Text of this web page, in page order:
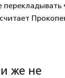
перекладывать
же не